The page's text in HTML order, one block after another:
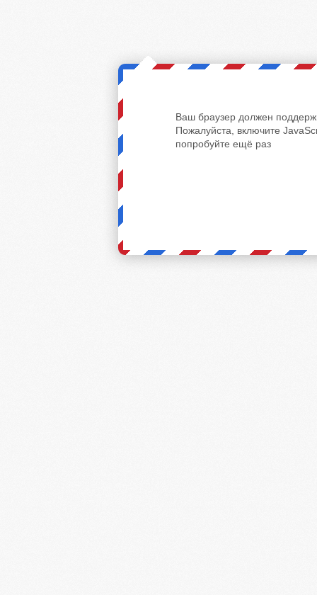
Ваш браузер должен
Пожалуйста, включите
попробуйте ещё раз